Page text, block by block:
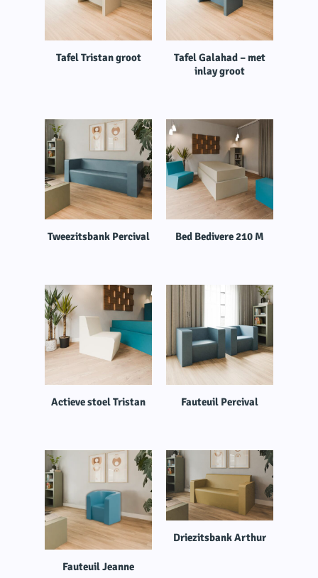
Tafel Tristan groot
Tafel Galahad – met
inlay groot
Tweezitsbank Percival Bed Bedivere 210 M
Actieve stoel Tristan Fauteuil Percival
Fauteuil Jeanne
Driezitsbank Arthur